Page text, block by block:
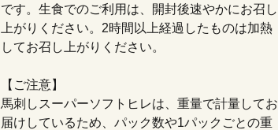
です。生食でのご利用は、開封後速やかにお召し
上がりください。2時間以上経過したものは加熱
してお召し上がりください。
【ご注意】
馬刺しスーパーソフトヒレは、重量で計量してお
届けしているため、パック数や1パックごとの重